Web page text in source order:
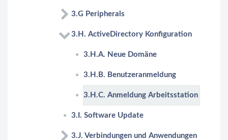
3.G Peripherals
3.H. ActiveDirectory Konfiguration
3.H.A. Neue Domäne
3.H.B. Benutzeranmeldung
3.H.C. Anmeldung Arbeitsstation
3.I. Software Update
3.J. Verbindungen und Anwendungen